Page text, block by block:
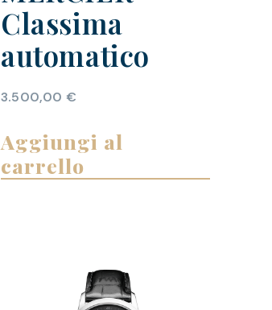
Classima
automatico
3.500,00 €
Aggiungi al
carrello